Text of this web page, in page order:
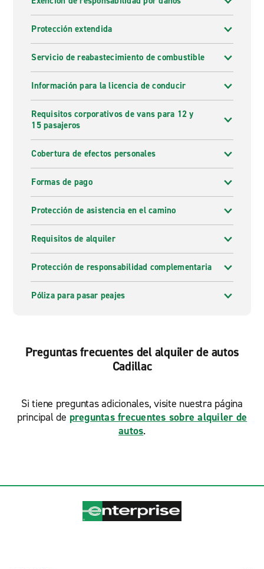
Protección extendida
Servicio de reabastecimiento de combustible
Información para la licencia de conducir
Requisitos corporativos de vans para 12 y
15 pasajeros
Cobertura de efectos personales
Formas de pago
Protección de asistencia en el camino
Requisitos de alquiler
Protección de responsabilidad complementaria
Póliza para pasar peajes
Preguntas frecuentes del alquiler de autos
Cadillac
Si tiene preguntas adicionales, visite nuestra página
principal de preguntas frecuentes sobre alquiler de
autos.